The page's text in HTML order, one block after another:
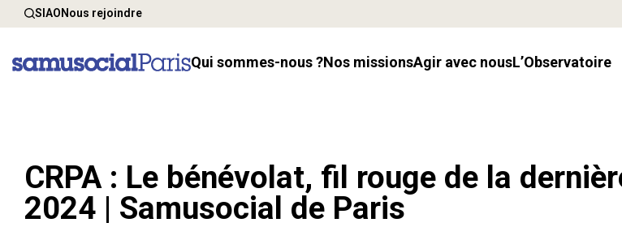
SIAONous rejoindre
Qui sommes-nous ? Nos missions Agir avec nous l’Observatoire
CRPA : Le bénévolat, fil rouge de la
2024 | Samusocial de Paris